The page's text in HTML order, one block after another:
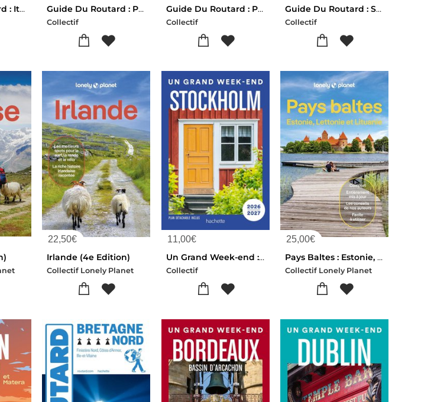
Guide Du Routard : Italie Du Nord (sans Les Lacs, Venise Et Milan) (edition 2026/2027) Guide Du Routard : Pays Basque (france, Espagne), Bearn (edition 2026/2027)
Collectif
Guide Du Routard : Perigord, Dordogne (nouvelle-aquitaine) (edition 2026/2027)
Collectif
Guide Du Routard : Savoie, Haute-savoie, Mont-blanc (edition 2026/2027)
Collectif
22,50€
Irlande (4e Edition)
Collectif Lonely Planet
11,00€
Un Grand Week-end : Stockholm (edition 2026/2027)
Collectif
25,00€
Pays Baltes : Estonie, Lettonie Et Lituanie (6e Edition)
Collectif Lonely Planet